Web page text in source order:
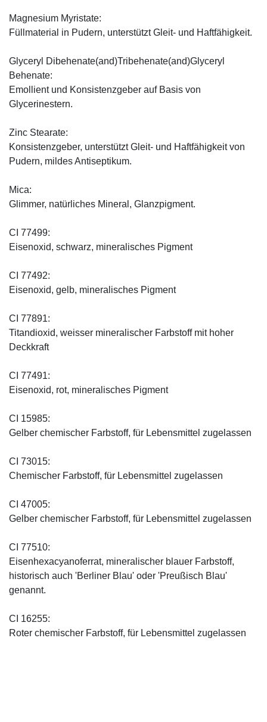
Magnesium Myristate:
Füllmaterial in Pudern, unterstützt Gleit- und Haftfähigkeit.
Glyceryl Dibehenate(and)Tribehenate(and)Glyceryl
Behenate:
Emollient und Konsistenzgeber auf Basis von
Glycerinestern.
Zinc Stearate:
Konsistenzgeber, unterstützt Gleit- und Haftfähigkeit von
Pudern, mildes Antiseptikum.
Mica:
Glimmer, natürliches Mineral, Glanzpigment.
CI 77499:
Eisenoxid, schwarz, mineralisches Pigment
CI 77492:
Eisenoxid, gelb, mineralisches Pigment
CI 77891:
Titandioxid, weisser mineralischer Farbstoff mit hoher
Deckkraft
CI 77491:
Eisenoxid, rot, mineralisches Pigment
CI 15985:
Gelber chemischer Farbstoff, für Lebensmittel zugelassen
CI 73015:
Chemischer Farbstoff, für Lebensmittel zugelassen
CI 47005:
Gelber chemischer Farbstoff, für Lebensmittel zugelassen
CI 77510:
Eisenhexacyanoferrat, mineralischer blauer Farbstoff,
historisch auch 'Berliner Blau' oder 'Preußisch Blau'
genannt.
CI 16255:
Roter chemischer Farbstoff, für Lebensmittel zugelassen